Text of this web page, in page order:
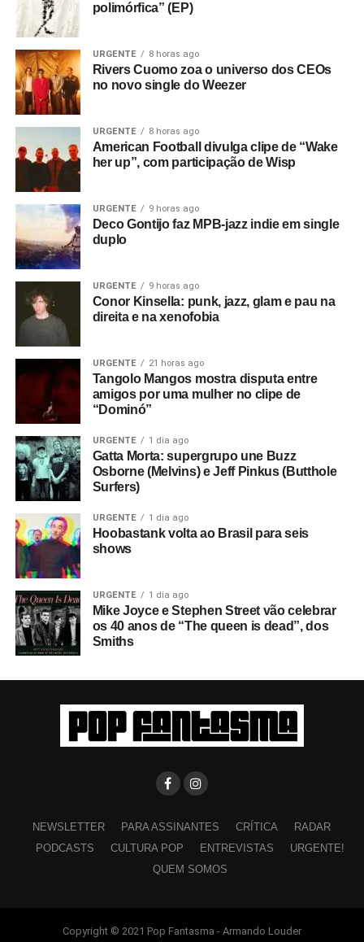
polimórfica” (EP)
URGENTE 8 horas ago
Rivers Cuomo zoa o universo dos CEOs
no novo single do Weezer
URGENTE 8 horas ago
American Football divulga clipe de “Wake
her up”, com participação de Wisp
URGENTE 9 horas ago
Deco Gontijo faz MPB-jazz indie em single
duplo
URGENTE 9 horas ago
Conor Kinsella: punk, jazz, glam e pau na
direita e na xenofobia
URGENTE 21 horas ago
Tangolo Mangos mostra disputa entre
amigos por uma mulher no clipe de
“Dominó”
URGENTE 1 dia ago
Gatta Morta: supergrupo une Buzz
Osborne (Melvins) e Jeff Pinkus (Butthole
Surfers)
URGENTE 1 dia ago
Hoobastank volta ao Brasil para seis
shows
URGENTE 1 dia ago
Mike Joyce e Stephen Street vão celebrar
os 40 anos de “The queen is dead”, dos
Smiths
NEWSLETTER PARA ASSINANTES CRÍTICA
RADAR
PODCASTS
CULTURA POP ENTREVISTAS
URGENTE!
QUEM SOMOS
Copyright © 2021 Pop Fantasma - Armando Louder